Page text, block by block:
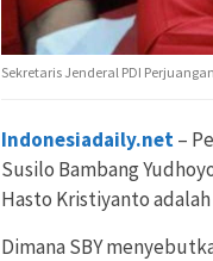
Sekretaris Jenderal PDI
Indonesiadaily.net–
Susilo Bambang
Hasto Kristiyanto
Dimana SBY